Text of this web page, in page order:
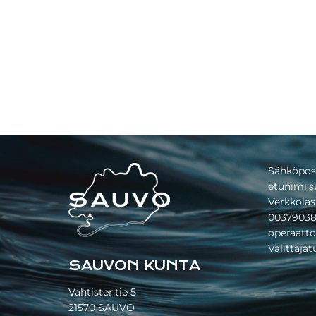
SAUVON KUNTA
Vahtistentie 5
21570 SAUVO